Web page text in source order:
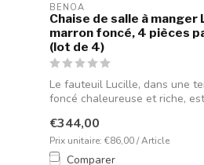
BENOA
Chaise de salle à manger
marron foncé, 4 pièces
(lot de 4)
Le fauteuil Lucille, dans une
foncé chaleureuse et riche,
€344,00
Prix unitaire: €86,00 / Article
Comparer